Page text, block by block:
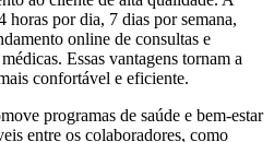
horas por dia, 7 dias por semana,
online de consultas e
Essas vantagens tornam a
confortável e eficiente.
programas de saúde e bem-estar
entre os colaboradores, como